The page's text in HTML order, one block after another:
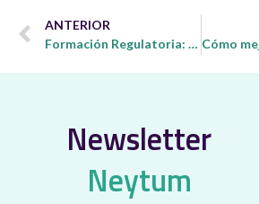
ANTERIOR
Formación Regulatoria: Clave para el Cumplimiento y la Transformación
Newsletter
Neytum